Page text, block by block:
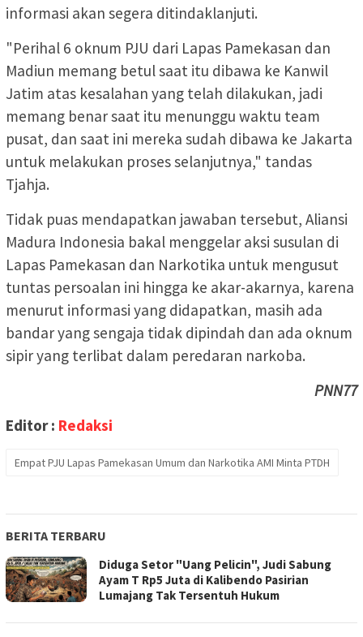
informasi akan segera ditindaklanjuti.
"Perihal 6 oknum PJU dari Lapas Pamekasan dan
Madiun memang betul saat itu dibawa ke Kanwil
Jatim atas kesalahan yang telah dilakukan, jadi
memang benar saat itu menunggu waktu team
pusat, dan saat ini mereka sudah dibawa ke Jakarta
untuk melakukan proses selanjutnya," tandas
Tjahja.
Tidak puas mendapatkan jawaban tersebut, Aliansi
Madura Indonesia bakal menggelar aksi susulan di
Lapas Pamekasan dan Narkotika untuk mengusut
tuntas persoalan ini hingga ke akar-akarnya, karena
menurut informasi yang didapatkan, masih ada
bandar yang sengaja tidak dipindah dan ada oknum
sipir yang terlibat dalam peredaran narkoba.
PNN77
Editor : Redaksi
Empat PJU Lapas Pamekasan Umum dan Narkotika AMI Minta PTDH
BERITA TERBARU
Diduga Setor "Uang Pelicin", Judi Sabung
Ayam T Rp5 Juta di Kalibendo Pasirian
Lumajang Tak Tersentuh Hukum